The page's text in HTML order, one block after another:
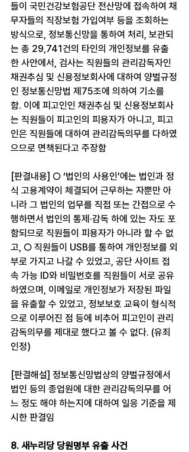
들이 국민건강보험공단 전산망에 접속하여 채
무자들의 직장보험 가입여부 등을 조회하는
방식으로, 정보통신망을 통하여 처리, 보관되
는 총 29,741건의 타인의 개인정보를 유출
한 사안에서, 검사는 직원들의 관리감독자인
채권추심 및 신용정보회사에 대하여 양벌규정
인 정보통신망법 제75조에 의하여 기소를
함. 이에 피고인인 채권추심 및 신용정보회사
는 직원들이 피고인의 피용자가 아니고, 피고
인은 직원들에 대하여 관리감독의무를 다하였
으므로 면책된다고 주장함
[판결내용] ○ ‘법인의 사용인’에는 법인과 정
식 고용계약이 체결되어 근무하는 자뿐만 아
니라 그 법인의 업무를 직접 또는 간접으로 수
행하면서 법인의 통제·감독 하에 있는 자도 포
함되므로 직원들이 피용자가 아니라 할 수 없
고, ○ 직원들이 USB를 통하여 개인정보를 외
부로 가지고 나갈 수 있었고, 공단 사이트 접
속 가능 ID와 비밀번호를 직원들이 서로 공유
하였으며, 이메일로 개인정보가 저장된 파일
을 유출할 수 있었고, 정보보호 교육이 형식적
으로 이루어진 점 등에 비추어 피고인이 관리
감독의무를 제대로 했다고 볼 수 없다. (유죄
인정)
[판결해설] 정보통신망법상의 양벌규정에서
법인 등의 종업원에 대한 관리감독의무를 어
느 정도 해야 하는지에 대하여 일응 기준을 제
시한 판결임
8. 새누리당 당원명부 유출 사건